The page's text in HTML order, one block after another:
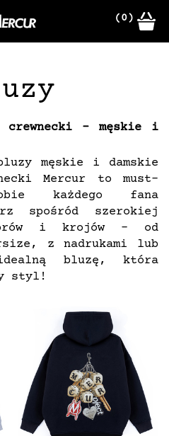
(0)
– męskie i
męskie i damskie
Mercur to must-
każdego fana
spośród szerokiej
i krojów – od
z nadrukami lub
bluzę, która
styl!